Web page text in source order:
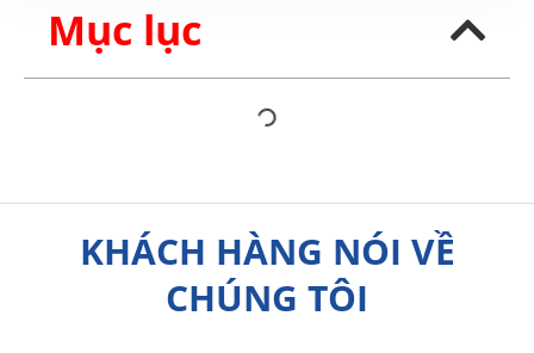
Mục lục
KHÁCH HÀNG NÓI VỀ
CHÚNG TÔI